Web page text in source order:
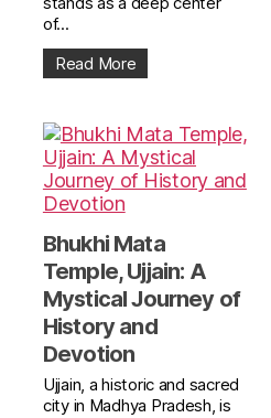
of...
Read More
Bhukhi Mata
Temple, Ujjain: A
Mystical Journey of
History and
Devotion
Ujjain, a historic and sacred
city in Madhya Pradesh, is